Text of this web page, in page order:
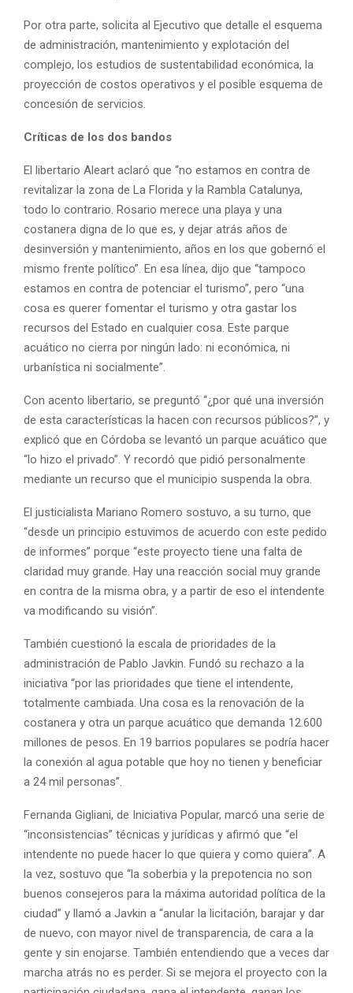
Por otra parte, solicita al Ejecutivo que detalle el esquema
de administración, mantenimiento y explotación del
complejo, los estudios de sustentabilidad económica, la
proyección de costos operativos y el posible esquema de
concesión de servicios.
Críticas de los dos bandos
El libertario Aleart aclaró que “no estamos en contra de
revitalizar la zona de La Florida y la Rambla Catalunya,
todo lo contrario. Rosario merece una playa y una
costanera digna de lo que es, y dejar atrás años de
desinversión y mantenimiento, años en los que gobernó el
mismo frente político”. En esa línea, dijo que “tampoco
estamos en contra de potenciar el turismo”, pero “una
cosa es querer fomentar el turismo y otra gastar los
recursos del Estado en cualquier cosa. Este parque
acuático no cierra por ningún lado: ni económica, ni
urbanística ni socialmente”.
Con acento libertario, se preguntó “¿por qué una inversión
de esta características la hacen con recursos públicos?”, y
explicó que en Córdoba se levantó un parque acuático que
“lo hizo el privado”. Y recordó que pidió personalmente
mediante un recurso que el municipio suspenda la obra.
El justicialista Mariano Romero sostuvo, a su turno, que
“desde un principio estuvimos de acuerdo con este pedido
de informes” porque “este proyecto tiene una falta de
claridad muy grande. Hay una reacción social muy grande
en contra de la misma obra, y a partir de eso el intendente
va modificando su visión”.
También cuestionó la escala de prioridades de la
administración de Pablo Javkin. Fundó su rechazo a la
iniciativa “por las prioridades que tiene el intendente,
totalmente cambiada. Una cosa es la renovación de la
costanera y otra un parque acuático que demanda 12.600
millones de pesos. En 19 barrios populares se podría hacer
la conexión al agua potable que hoy no tienen y beneficiar
a 24 mil personas”.
Fernanda Gigliani, de Iniciativa Popular, marcó una serie de
“inconsistencias” técnicas y jurídicas y afirmó que “el
intendente no puede hacer lo que quiera y como quiera”. A
la vez, sostuvo que “la soberbia y la prepotencia no son
buenos consejeros para la máxima autoridad política de la
ciudad” y llamó a Javkin a “anular la licitación, barajar y dar
de nuevo, con mayor nivel de transparencia, de cara a la
gente y sin enojarse. También entendiendo que a veces dar
marcha atrás no es perder. Si se mejora el proyecto con la